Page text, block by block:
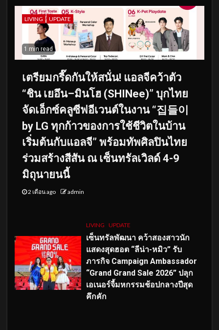
LIVING UPDATE
1 min read
เตรียมกรี๊ดกันให้สนั่น! แอลจีคว้าตัว
“ชิน เยอึน–มินโฮ (SHINee)” บุกไทย
จัดเอ็กซ์คลูซีฟอีเวนต์ในงาน “집들이
by LG ทุกก้าวของการใช้ชีวิตในบ้าน
เริ่มต้นกับแอลจี” พร้อมทัพศิลปินไทย
ร่วมสร้างสีสัน ณ เซ็นทรัลเวิลด์ 4-9
มิถุนายนนี้
2 เดือน ago admin
LIVING UPDATE
เซ็นทรัลพัฒนา คว้าสองสาวนัก
แสดงสุดฮอต “ลีน่า-หมิว” รับ
ภารกิจ Campaign Ambassador
“Grand Grand Sale 2026” ปลุก
เอเนอร์จี้มหกรรมช้อปกลางปีสุด
คึกคัก